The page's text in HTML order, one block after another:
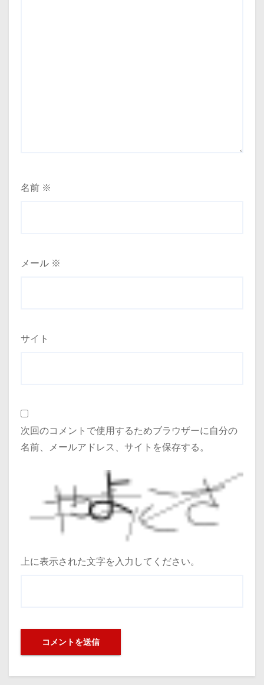
名前 ※
メール ※
サイト
次回のコメントで使用するためブラウザーに自分の
名前、メールアドレス、サイトを保存する。
上に表示された文字を入力してください。